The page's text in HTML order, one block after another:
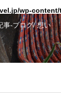
事-ブログ/ 想い
wp-